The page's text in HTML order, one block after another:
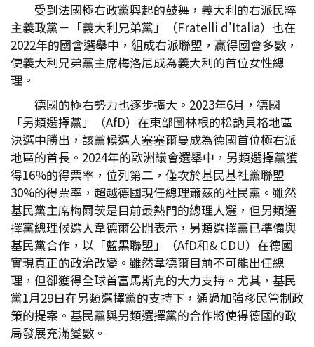
受到法國極右政黨興起的鼓舞，義大利的右派民粹
主義政黨－「義大利兄弟黨」（Fratelli d'Italia）也在
2022年的國會選舉中，組成右派聯盟，贏得國會多數，
使義大利兄弟黨主席梅洛尼成為義大利的首位女性總
理。
德國的極右勢力也逐步擴大。2023年6月，德國
「另類選擇黨」（AfD）在東部圖林根的松訥貝格地區
決選中勝出，該黨候選人塞塞爾曼成為德國首位極右派
地區的首長。2024年的歐洲議會選舉中，另類選擇黨獲
得16%的得票率，位列第二，僅次於基民基社黨聯盟
30%的得票率，超越德國現任總理蕭茲的社民黨。雖然
基民黨主席梅爾茨是目前最熱門的總理人選，但另類選
擇黨總理候選人韋德爾公開表示，另類選擇黨已準備與
基民黨合作，以「藍黑聯盟」（AfD和& CDU）在德國
實現真正的政治改變。雖然韋德爾目前不可能出任總
理，但卻獲得全球首富馬斯克的大力支持。尤其，基民
黨1月29日在另類選擇黨的支持下，通過加強移民管制政
策的提案。基民黨與另類選擇黨的合作將使得德國的政
局發展充滿變數。